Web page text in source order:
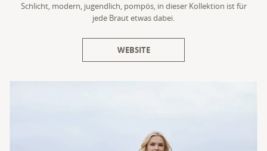
Schlicht, modern, jugendlich, pompös, in dieser Kollektion ist für
jede Braut etwas dabei.
WEBSITE